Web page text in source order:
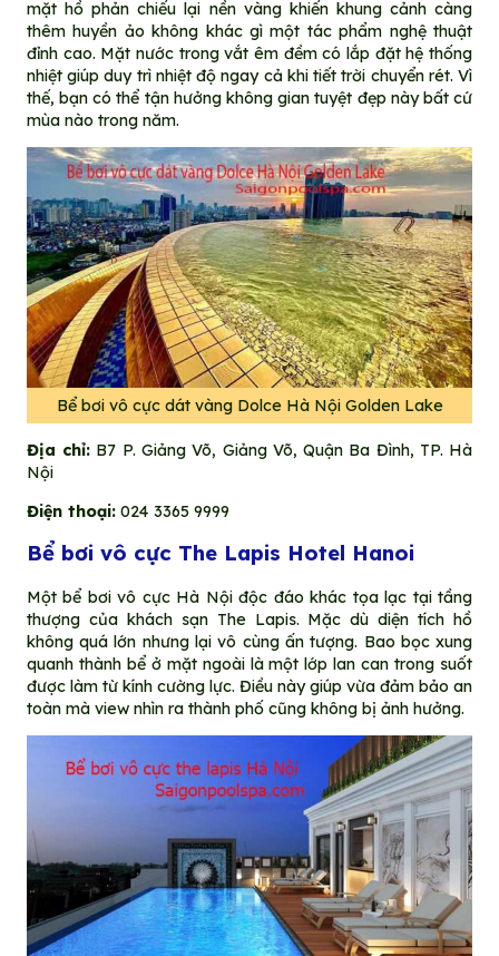
mặt hồ phản chiếu lại nền vàng khiến khung cảnh càng
thêm huyền ảo không khác gì một tác phẩm nghệ thuật
đỉnh cao. Mặt nước trong vắt êm đềm có lắp đặt hệ thống
nhiệt giúp duy trì nhiệt độ ngay cả khi tiết trời chuyển rét. Vì
thế, bạn có thể tận hưởng không gian tuyệt đẹp này bất cứ
mùa nào trong năm.
Bể bơi vô cực dát vàng Dolce Hà Nội Golden Lake
Địa chỉ: B7 P. Giảng Võ, Giảng Võ, Quận Ba Đình, TP. Hà
Nội
Điện thoại:024 3365 9999
Bể bơi vô cực The Lapis Hotel Hanoi
Một bể bơi vô cực Hà Nội độc đáo khác tọa lạc tại tầng
thượng của khách sạn The Lapis. Mặc dù diện tích hồ
không quá lớn nhưng lại vô cùng ấn tượng. Bao bọc xung
quanh thành bể ở mặt ngoài là một lớp lan can trong suốt
được làm từ kính cường lực. Điều này giúp vừa đảm bảo an
toàn mà view nhìn ra thành phố cũng không bị ảnh hưởng.